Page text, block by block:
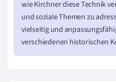
wie Kirchner diese Technik
und soziale Themen zu
vielseitig und
verschiedenen historischen